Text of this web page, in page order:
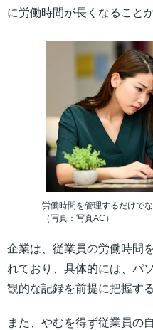
に労働時間が長くなること
労働時間を管理するだけで
（写真：写真AC）
企業は、従業員の労働時間
れており、具体的には、パ
観的な記録を前提に把握す
また、やむを得ず従業員の